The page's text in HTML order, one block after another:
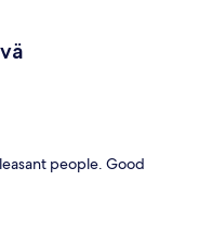
people. Good